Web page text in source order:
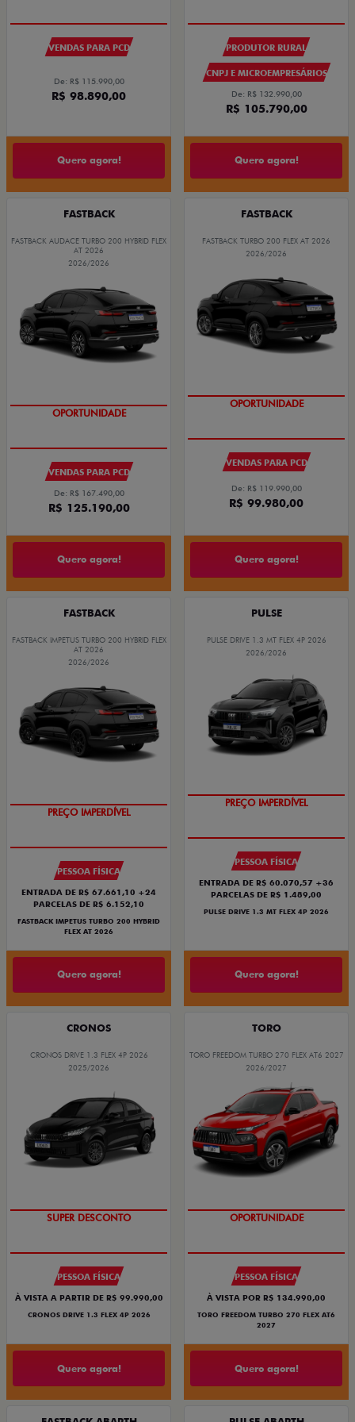
VENDAS PARA PCD
De: R$ 115.990,00
R$ 98.890,00
Quero agora!
PRODUTOR RURAL
CNPJ E MICROEMPRESÁRIOS
De: R$ 132.990,00
R$ 105.790,00
Quero agora!
FASTBACK
FASTBACK AUDACE TURBO 200 HYBRID FLEX
AT 2026
2026/2026
OPORTUNIDADE
VENDAS PARA PCD
De: R$ 167.490,00
R$ 125.190,00
Quero agora!
FASTBACK
FASTBACK TURBO 200 FLEX AT 2026
2026/2026
OPORTUNIDADE
VENDAS PARA PCD
De: R$ 119.990,00
R$ 99.980,00
Quero agora!
FASTBACK
FASTBACK IMPETUS TURBO 200 HYBRID FLEX
AT 2026
2026/2026
PREÇO IMPERDÍVEL
PESSOA FÍSICA
ENTRADA DE R$ 67.661,10 +24
PARCELAS DE R$ 6.152,10
FASTBACK IMPETUS TURBO 200 HYBRID
FLEX AT 2026
Quero agora!
PULSE
PULSE DRIVE 1.3 MT FLEX 4P 2026
2026/2026
PREÇO IMPERDÍVEL
PESSOA FÍSICA
ENTRADA DE R$ 60.070,57 +36
PARCELAS DE R$ 1.489,00
PULSE DRIVE 1.3 MT FLEX 4P 2026
Quero agora!
CRONOS
CRONOS DRIVE 1.3 FLEX 4P 2026
2025/2026
SUPER DESCONTO
PESSOA FÍSICA
À VISTA A PARTIR DE R$ 99.990,00
CRONOS DRIVE 1.3 FLEX 4P 2026
Quero agora!
TORO
TORO FREEDOM TURBO 270 FLEX AT6 2027
2026/2027
OPORTUNIDADE
PESSOA FÍSICA
À VISTA POR R$ 134.990,00
TORO FREEDOM TURBO 270 FLEX AT6
2027
Quero agora!